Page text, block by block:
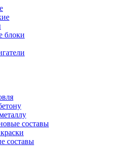
блоки
составы
составы